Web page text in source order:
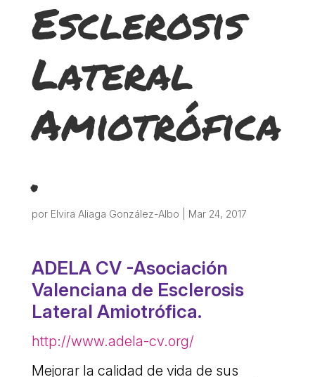
Esclerosis
Lateral
Amiotrófica
.
por Elvira Aliaga González-Albo Mar 24, 2017
ADELA CV -Asociación
Valenciana de Esclerosis
Lateral Amiotrófica.
http://www.adela-cv.org/
Mejorar la calidad de vida de sus
ACCIÓ SOCIAL I JOVES
ESPLAIS
SUPORT TERCER SECTOR
CONEIX FUNDESPLAI
La Fundació